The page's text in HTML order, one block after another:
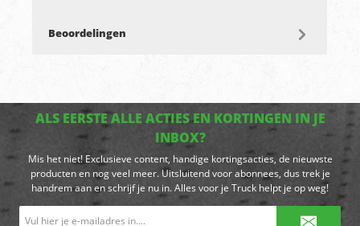
Beoordelingen
ALS EERSTE ALLE ACTIES EN KORTINGEN IN JE
INBOX?
Mis het niet! Exclusieve content, handige kortingsacties, de nieuwste
producten en nog veel meer. Uitsluitend voor abonnees, dus trek je
handrem aan en schrijf je nu in. Alles voor je Truck helpt je op weg!